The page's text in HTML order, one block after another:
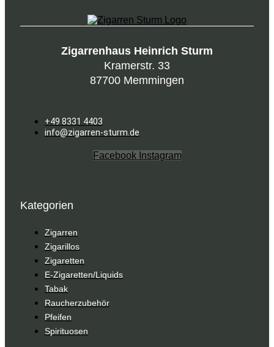
Zigarrenhaus Heinrich Sturm
Kramerstr. 33
87700 Memmingen
+49 8331 4403
info@zigarren-sturm.de
Facebook Instagram
Kategorien
Zigarren
Zigarillos
Zigaretten
E-Zigaretten/Liquids
Tabak
Raucherzubehör
Pfeifen
Spirituosen